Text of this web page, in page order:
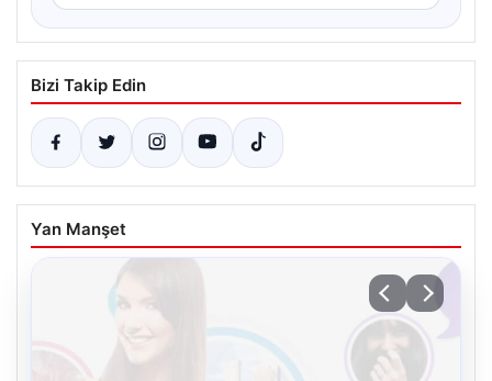
Bizi Takip Edin
Yan Manşet